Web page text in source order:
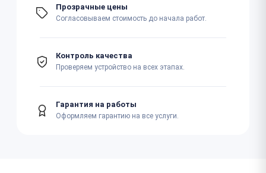
Прозрачные цены
Согласовываем стоимость до начала работ.
Контроль качества
Проверяем устройство на всех этапах.
Гарантия на работы
Оформляем гарантию на все услуги.